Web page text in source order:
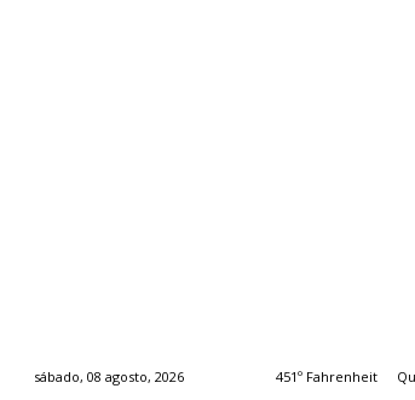
sábado, 08 agosto, 2026 451º Fahrenheit